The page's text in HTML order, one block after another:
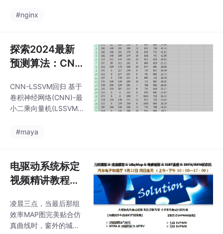
用Vf，全开源c代码，全
L...
输入输出数据需要转
事先根据数据集对模型
进行训练，以此保存最
好模型，再在simulink
现预测需求。事先根据
数据集对模型进行训
练，以此保存最好模
用保存的模型，实现预
进行回
#nginx
探索2024最新
预测算法：CNN
OSE - BiGRU回
归
CNN-LSSVM回归 基于
卷积神经网络(CNN)-最
小二乘向量机(LSSVM)
换为分类/单变量/多变
适合小白新手【24年最
新算法】GOOSE-BiGR
U回归基于鹅优化算法
循环单元(BiGRU)的数
据回归预测(可以更换为
分类/单变量/多变量时
#maya
电驱动系统标定
视频精讲教程：
析，含文档重难
点解析
凌晨三点，当最后那组
效率MAP图完美贴合仿
真曲线时，窗外的城市